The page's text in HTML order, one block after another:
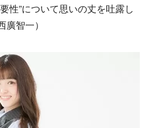
性”について思いの丈を吐露し
智一）